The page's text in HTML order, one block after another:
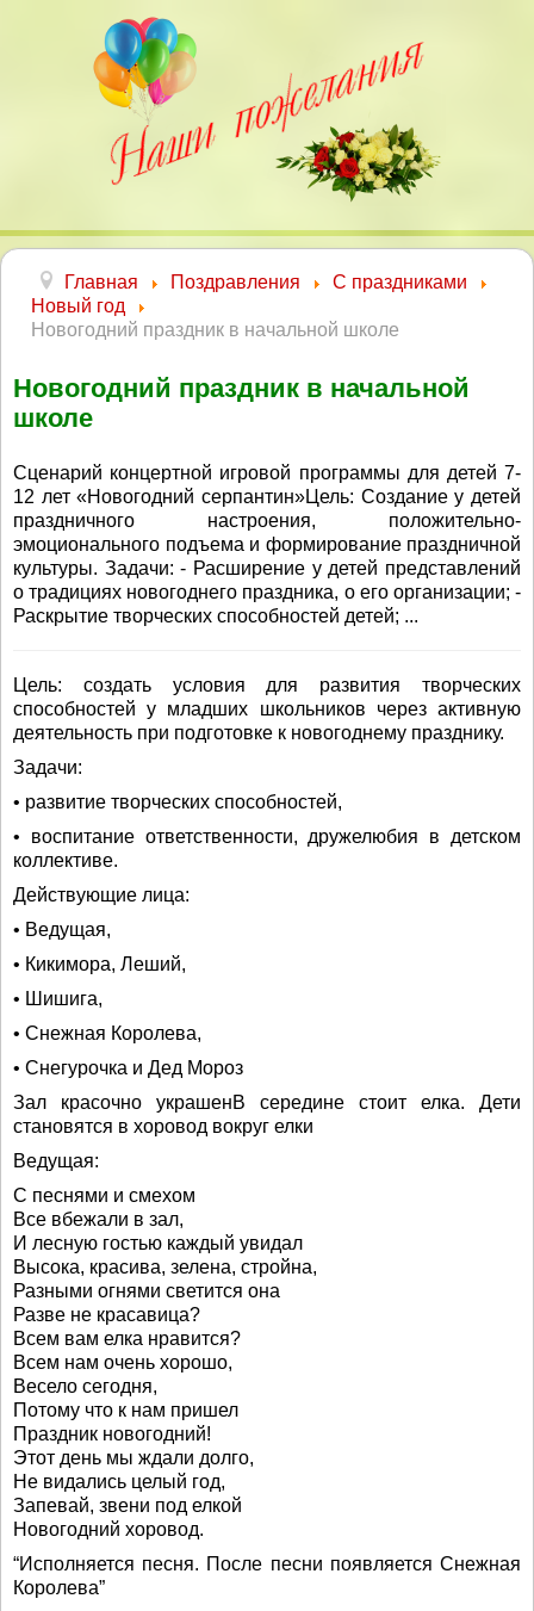
Главная Поздравления
С праздниками
Новый год
Новогодний праздник в начальной школе
Новогодний праздник в начальной
школе
Сценарий концертной игровой программы для детей 7-
12 лет «Новогодний серпантин»Цель: Создание у детей
праздничного настроения, положительно-
эмоционального подъема и формирование праздничной
культуры. Задачи: - Расширение у детей представлений
о традициях новогоднего праздника, о его организации; -
Раскрытие творческих способностей детей; ...
Цель: создать условия для развития творческих
способностей у младших школьников через активную
деятельность при подготовке к новогоднему празднику.
Задачи:
• развитие творческих способностей,
• воспитание ответственности, дружелюбия в детском
коллективе.
Действующие лица:
• Ведущая,
• Кикимора, Леший,
• Шишига,
• Снежная Королева,
• Снегурочка и Дед Мороз
Зал красочно украшенВ середине стоит елка. Дети
становятся в хоровод вокруг елки
Ведущая:
С песнями и смехом
Все вбежали в зал,
И лесную гостью каждый увидал
Высока, красива, зелена, стройна,
Разными огнями светится она
Разве не красавица?
Всем вам елка нравится?
Всем нам очень хорошо,
Весело сегодня,
Потому что к нам пришел
Праздник новогодний!
Этот день мы ждали долго,
Не видались целый год,
Запевай, звени под елкой
Новогодний хоровод.
“Исполняется песня. После песни появляется Снежная
Королева”